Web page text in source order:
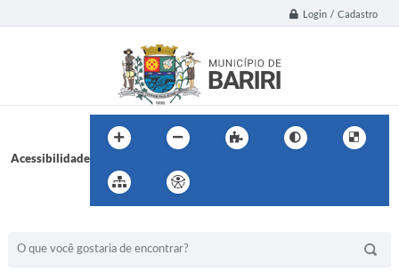
Login / Cadastro
Acessibilidade